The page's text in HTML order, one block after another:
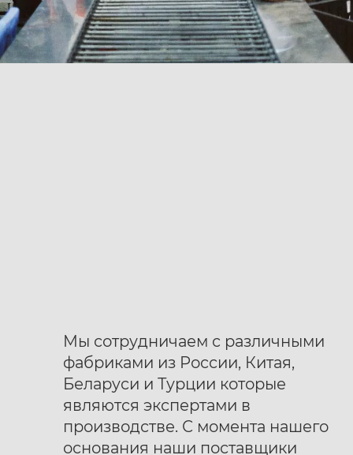
Мы сотрудничаем с различными
фабриками из России, Китая,
Беларуси и Турции которые
являются экспертами в
производстве. С момента нашего
основания наши поставщики